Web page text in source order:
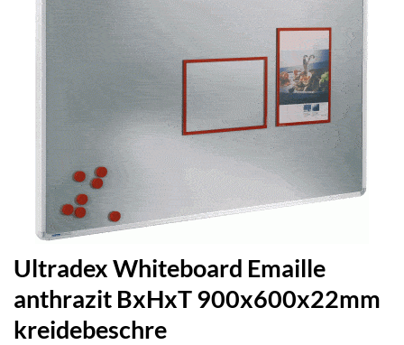
Ultradex Whiteboard Emaille
anthrazit BxHxT 900x600x22mm
kreidebeschre